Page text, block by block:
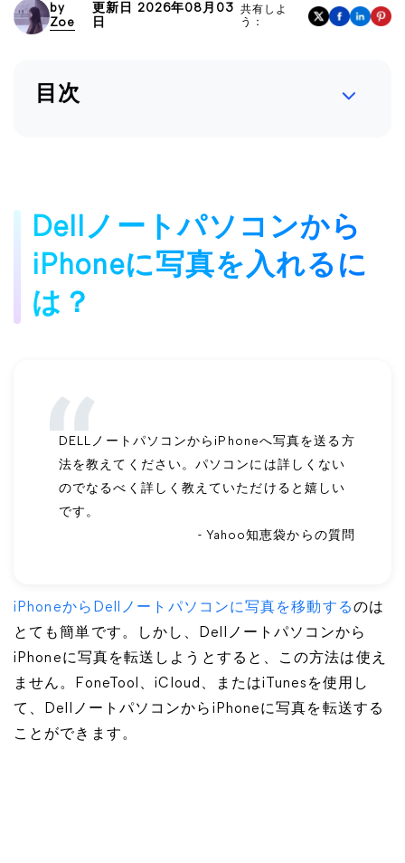
by
Zoe
更新日 2026年08月03
日
共有しよ
う：
目次
Dellノートパソコンから
iPhoneに写真を入れるに
は？
DELLノートパソコンからiPhoneへ写真を送る方
法を教えてください。パソコンには詳しくない
のでなるべく詳しく教えていただけると嬉しい
です。
- Yahoo知恵袋からの質問
iPhoneからDellノートパソコンに写真を移動するのは
とても簡単です。しかし、Dellノートパソコンから
iPhoneに写真を転送しようとすると、この方法は使え
ません。FoneTool、iCloud、またはiTunesを使用し
て、DellノートパソコンからiPhoneに写真を転送する
ことができます。